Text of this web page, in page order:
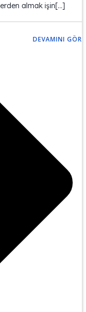
almak işin[…]
DEVAMINI GÖR